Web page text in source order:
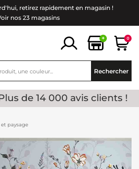
retirez rapidement en magasin !
nos 23 magasins
+ 0
Rechercher
Plus de 14 000 avis clients !
paysage